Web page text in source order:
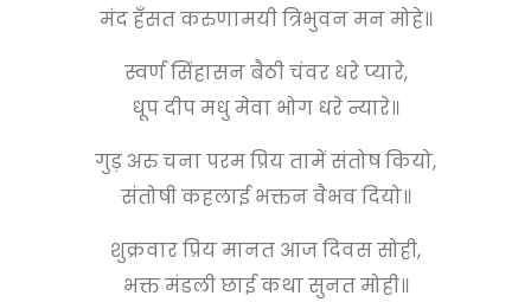
मंद हँसत करुणामयी त्रिभुवन मन मोहे॥
स्वर्ण सिंहासन बैठी चंवर धरे प्यारे,
धूप दीप मधु मेवा भोग धरे न्यारे॥
गुड़ अरु चना परम प्रिय तामें संतोष कियो,
संतोषी कहलाई भक्तन वैभव दियो॥
शुक्रवार प्रिय मानत आज दिवस सोही,
भक्त मंडली छाई कथा सुनत मोही॥